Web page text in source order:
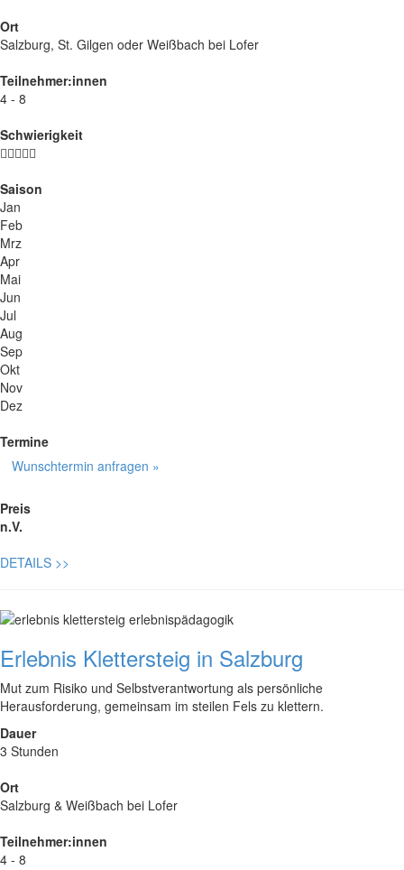
Ort
Salzburg, St. Gilgen oder Weißbach bei Lofer
Teilnehmer:innen
4 - 8
Schwierigkeit
Saison
Jan
Feb
Mrz
Apr
Mai
Jun
Jul
Aug
Sep
Okt
Nov
Dez
Termine
Wunschtermin anfragen »
Preis
n.V.
DETAILS >>
Erlebnis Klettersteig in Salzburg
Mut zum Risiko und Selbstverantwortung als persönliche
Herausforderung, gemeinsam im steilen Fels zu klettern.
Dauer
3 Stunden
Ort
Salzburg & Weißbach bei Lofer
Teilnehmer:innen
4 - 8